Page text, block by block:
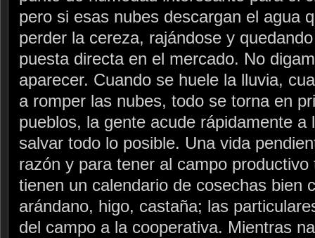
pero si esas nubes descargan el agua
perder la cereza, rajándose y
puesta directa en el mercado. No
aparecer. Cuando se huele la lluvia,
a romper las nubes, todo se torna en
pueblos, la gente acude rápidamente
salvar todo lo posible. Una vida
razón y para tener al campo
tienen un calendario de cosechas bien
arándano, higo, castaña; las
del campo a la cooperativa. Mientras